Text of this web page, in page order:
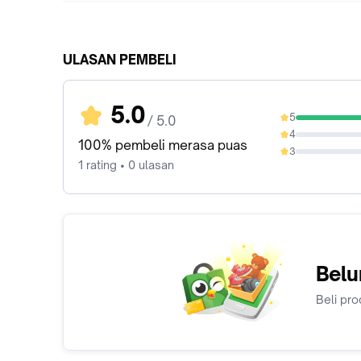
ULASAN PEMBELI
5.0 / 5.0
100% pembeli merasa puas
1 rating • 0 ulasan
5
100%
4
0%
3
0%
Beli